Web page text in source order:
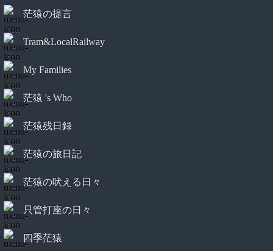
茫猿の提言
Tram&LocalRailway
My Families
茫猿 's Who
茫猿残日録
茫猿の旅日記
茫猿の吠える日々
只管打座の日々
四季茫猿